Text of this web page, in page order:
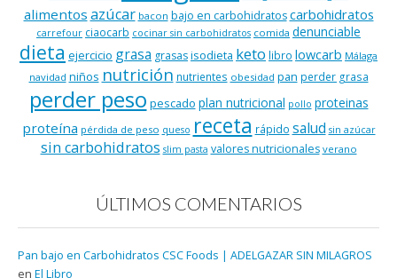
alimentos azúcar bacon bajo en carbohidratos carbohidratos
carrefour ciaocarb cocinar sin carbohidratos comida denunciable
dieta ejercicio grasa grasasisodieta keto libro lowcarb Málaga
navidad niños nutrición nutrientes obesidad pan perder grasa
perder peso pescado plan nutricional pollo proteinas
proteína pérdida de peso queso receta rápido salud sin azúcar
sin carbohidratos slim pasta valores nutricionales verano
ÚLTIMOS COMENTARIOS
Pan bajo en Carbohidratos CSC Foods | ADELGAZAR SIN MILAGROS
en El Libro